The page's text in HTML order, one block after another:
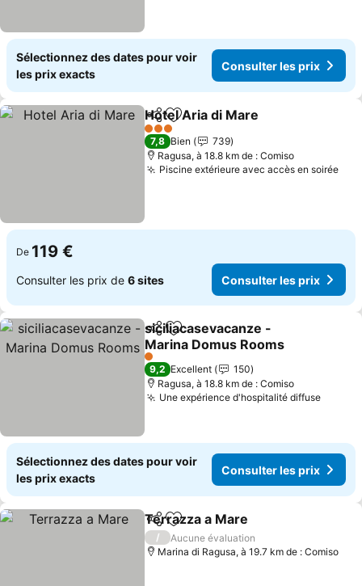
Sélectionnez des dates pour voir
les prix exacts
Consulter les prix
PartagerAjouter à mes favoris
Hotel Aria di Mare
3 Étoiles
7,8 Bien
739
Ragusa, à 18.8 km de : Comiso
Piscine extérieure avec accès en soirée
De 119 €
Consulter les prix de 6 sites Consulter les prix
PartagerAjouter à mes favoris
siciliacasevacanze -
Marina Domus Rooms
1 Étoiles
9,2 Excellent
150
Ragusa, à 18.8 km de : Comiso
Une expérience d'hospitalité diffuse
Sélectionnez des dates pour voir
les prix exacts
Consulter les prix
PartagerAjouter à mes favoris
Terrazza a Mare
/
Aucune évaluation
Marina di Ragusa, à 19.7 km de : Comiso